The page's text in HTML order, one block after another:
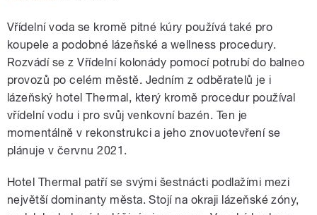
Vřídelní voda se kromě pitné kúry používá také pro
koupele a podobné lázeňské a wellness procedury.
Rozvádí se z Vřídelní kolonády pomocí potrubí do balneo
provozů po celém městě. Jedním z odběratelů je i
lázeňský hotel Thermal, který kromě procedur používal
vřídelní vodu i pro svůj venkovní bazén. Ten je
momentálně v rekonstrukci a jeho znovuotevření se
plánuje v červnu 2021.
Hotel Thermal patří se svými šestnácti podlažími mezi
největší dominanty města. Stojí na okraji lázeňské zóny,